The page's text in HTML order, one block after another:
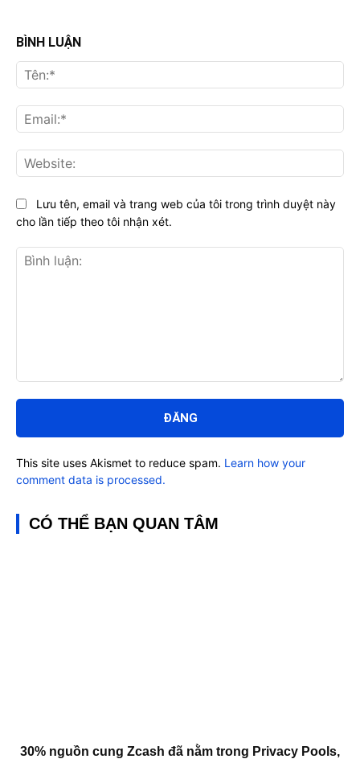
BÌNH LUẬN
luận:
Lưu tên, email và trang web của tôi trong trình duyệt này
cho lần tiếp theo tôi nhận xét.
This site uses Akismet to reduce spam. Learn how your
comment data is processed.
CÓ THỂ BẠN QUAN TÂM
30% nguồn cung Zcash đã nằm trong Privacy Pools,